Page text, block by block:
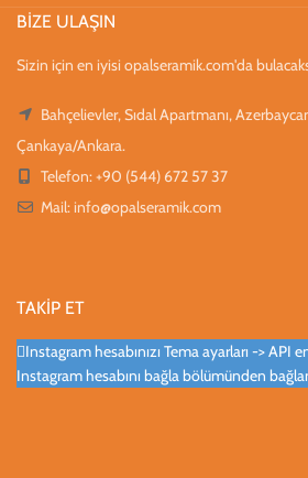
BİZE ULAŞIN
Sizin için en iyisi opalseramik.com'da
Bahçelievler, Sıdal Apartmanı,
Çankaya/Ankara.
Telefon: +90 (544) 672 57 37
Mail: info@opalseramik.com
TAKİP ET
Instagram hesabınızı Tema ayarları -> API
Instagram hesabını bağla bölümünden